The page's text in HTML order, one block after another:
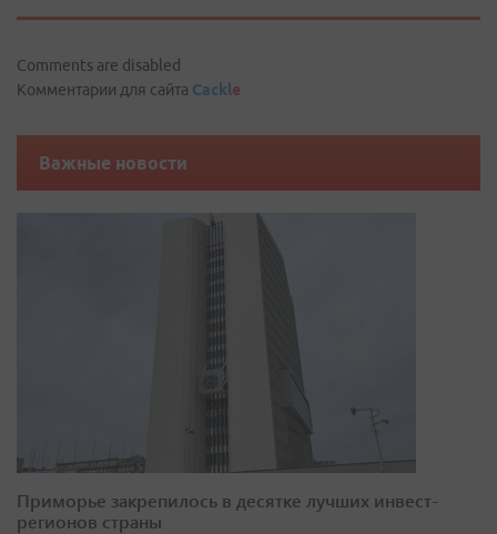
Comments are disabled
Комментарии для сайта Cackle
Важные новости
Приморье закрепилось в десятке лучших инвест-
регионов страны